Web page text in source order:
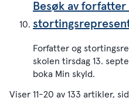
Besøk av forfatter
Forfatter og
skolen tirsdag 13.
boka Min skyld.
Viser 11-20 av 133 artikler,